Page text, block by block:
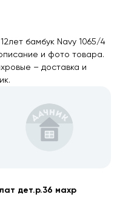
бамбук Navy 1065/4
и фото товара.
– доставка и
дет.р.36 махр